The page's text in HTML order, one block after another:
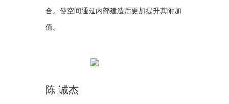
合。使空间通过内部建造后更加提升其附加
值。
陈 诚杰